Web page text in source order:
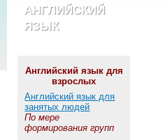
АНГЛИЙСКИЙ
ЯЗЫК
Английский язык для
взрослых
Английский язык для
занятых людей
По мере
формирования групп